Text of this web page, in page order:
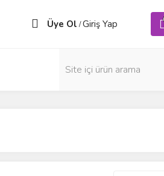
Üye Ol /Giriş Yap